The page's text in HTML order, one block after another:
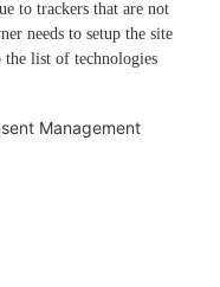
to trackers that are not
needs to setup the site
list of technologies
Management